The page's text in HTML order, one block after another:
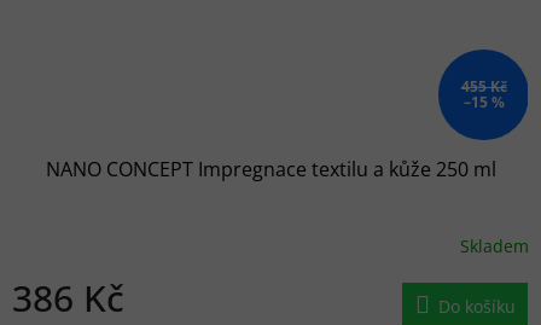
455 Kč
–15 %
NANO CONCEPT Impregnace textilu a kůže 250 ml
Skladem
386 Kč Do košíku